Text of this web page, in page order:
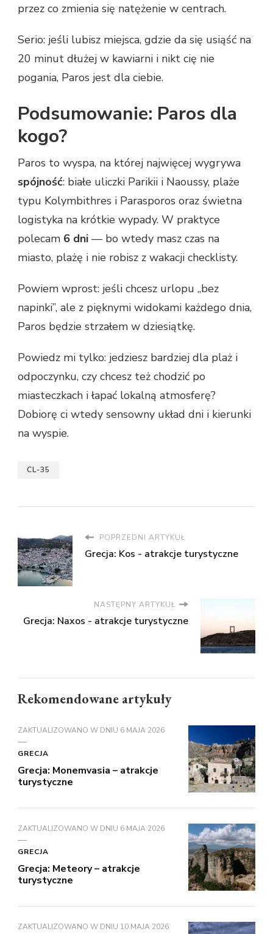
przez co zmienia się natężenie w centrach.
Serio: jeśli lubisz miejsca, gdzie da się usiąść na
20 minut dłużej w kawiarni i nikt cię nie
pogania, Paros jest dla ciebie.
Podsumowanie: Paros dla
kogo?
Paros to wyspa, na której najwięcej wygrywa
spójność: białe uliczki Parikii i Naoussy, plaże
typu Kolymbithres i Parasporos oraz świetna
logistyka na krótkie wypady. W praktyce
polecam 6 dni — bo wtedy masz czas na
miasto, plażę i nie robisz z wakacji checklisty.
Powiem wprost: jeśli chcesz urlopu „bez
napinki”, ale z pięknymi widokami każdego dnia,
Paros będzie strzałem w dziesiątkę.
Powiedz mi tylko: jedziesz bardziej dla plaż i
odpoczynku, czy chcesz też chodzić po
miasteczkach i łapać lokalną atmosferę?
Dobiorę ci wtedy sensowny układ dni i kierunki
na wyspie.
CL-35
POPRZEDNI ARTYKUŁ
Grecja: Kos - atrakcje turystyczne
NASTĘPNY ARTYKUŁ
Grecja: Naxos - atrakcje turystyczne
Rekomendowane artykuły
ZAKTUALIZOWANO W DNIU 6 MAJA 2026
GRECJA
Grecja: Monemvasia – atrakcje
turystyczne
ZAKTUALIZOWANO W DNIU 6 MAJA 2026
GRECJA
Grecja: Meteory – atrakcje
turystyczne
ZAKTUALIZOWANO W DNIU 10 MAJA 2026